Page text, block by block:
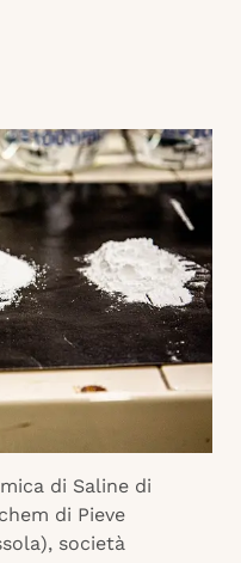
di Saline di
di Pieve
società